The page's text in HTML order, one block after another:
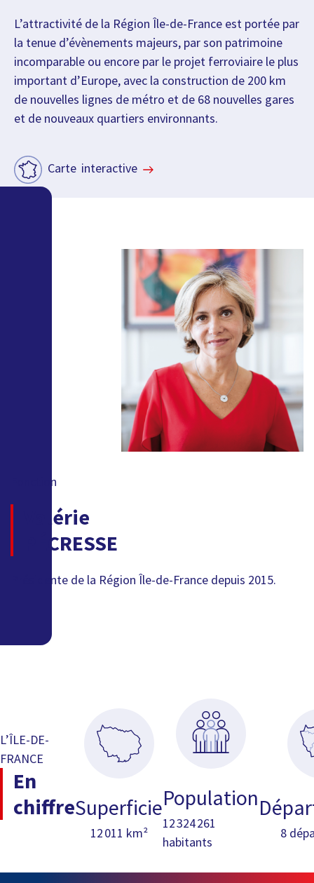
L’attractivité de la Région Île-de-France est portée par
la tenue d’évènements majeurs, par son patrimoine
incomparable ou encore par le projet ferroviaire le plus
important d’Europe, avec la construction de 200 km
de nouvelles lignes de métro et de 68 nouvelles gares
et de nouveaux quartiers environnants.
Carte interactive
Fonction
Valérie
PÉCRESSE
Présidente de la Région Île-de-France depuis 2015.
L’ÎLE-DE-
FRANCE
En
chiffreSuperficie
12 011 km²
Population
12 324 261
habitants
8